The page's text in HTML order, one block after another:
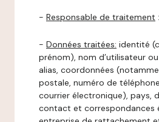
- Responsable de traitement
- Données traitées: identité
prénom), nom d’utilisateur
alias, coordonnées
postale, numéro de
courrier électronique), pays,
contact et correspondances